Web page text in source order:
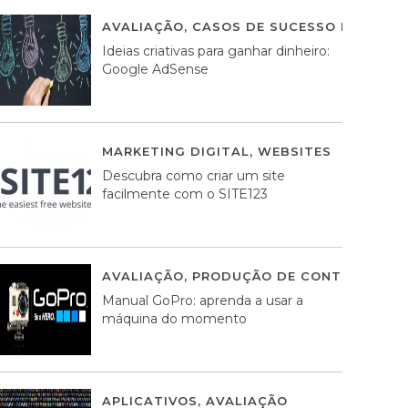
AVALIAÇÃO, CASOS DE SUCESSO DE
Ideias criativas para ganhar dinheiro:
Google AdSense
MARKETING DIGITAL, WEBSITES
Descubra como criar um site
facilmente com o SITE123
AVALIAÇÃO, PRODUÇÃO DE CONTEÚDOS
Manual GoPro: aprenda a usar a
máquina do momento
APLICATIVOS, AVALIAÇÃO